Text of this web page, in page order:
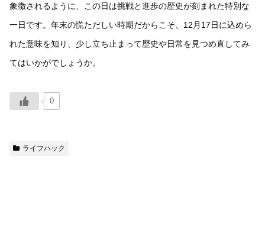
象徴されるように、この日は挑戦と進歩の歴史が刻まれた特別な
一日です。年末の慌ただしい時期だからこそ、12月17日に込めら
れた意味を知り、少し立ち止まって歴史や日常を見つめ直してみ
てはいかがでしょうか。
0
ライフハック